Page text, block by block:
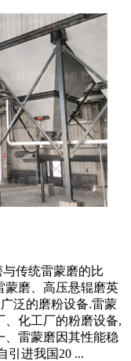
传统雷蒙磨的比
蒙磨、高压悬辊磨英
泛的磨粉设备.雷蒙
、化工厂的粉磨设备,
、雷蒙磨因其性能稳
引进我国20 ...